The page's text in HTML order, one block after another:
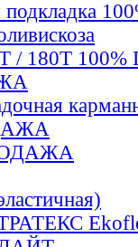
подкладка
/ 180Т 100%